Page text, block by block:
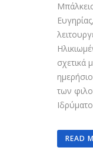
σχετικά
των
READ